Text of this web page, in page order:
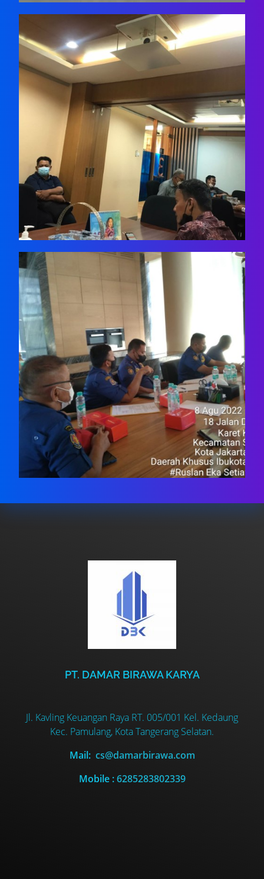
PT. DAMAR BIRAWA KARYA
Jl. Kavling Keuangan Raya RT. 005/001 Kel. Kedaung
Kec. Pamulang, Kota Tangerang Selatan.
Mail: cs@damarbirawa.com
Mobile :6285283802339